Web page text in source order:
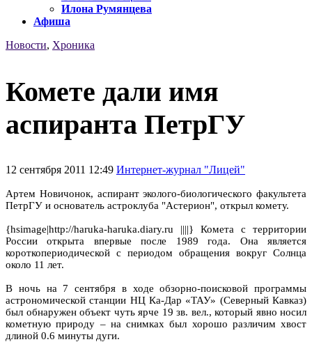
Илона Румянцева
Афиша
Новости, Хроника
Комете дали имя
аспиранта ПетрГУ
12 сентября 2011 12:49 Интернет-журнал "Лицей"
Артем Новичонок, аспирант эколого-биологического факультета
ПетрГУ и основатель астроклуба "Астерион", открыл комету.
{hsimage|http://haruka-haruka.diary.ru ||||} Комета с территории
России открыта впервые после 1989 года. Она является
короткопериодической с периодом обращения вокруг Солнца
около 11 лет.
В ночь на 7 сентября в ходе обзорно-поисковой программы
астрономической станции НЦ Ка-Дар «ТАУ» (Северный Кавказ)
был обнаружен объект чуть ярче 19 зв. вел., который явно носил
кометную природу – на снимках был хорошо различим хвост
длиной 0.6 минуты дуги.